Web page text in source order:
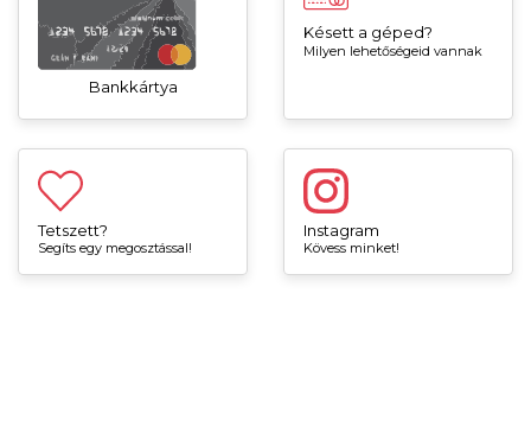
Bankkártya
Késett a géped?
Milyen lehetőségeid vannak
Tetszett?
Segíts egy megosztással!
Instagram
Kövess minket!